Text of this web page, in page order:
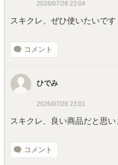
2026/07/28 23:04
スキクレ、ぜひ使いたいです
コメント
ひでみ
2026/07/28 23:01
スキクレ、良い商品だと思い
コメント